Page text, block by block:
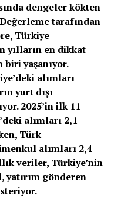
dengeler kökten
tarafından
Türkiye
yılların en dikkat
biri yaşanıyor.
alımları
yurt dışı
2025’in ilk 11
alımları 2,1
Türk
alımları 2,4
veriler, Türkiye’nin
yatırım gönderen